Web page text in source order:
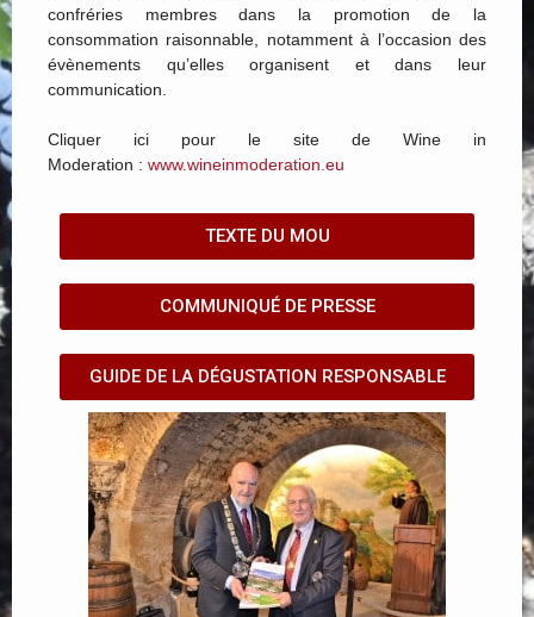
confréries membres dans la promotion de la
consommation raisonnable, notamment à l’occasion des
évènements qu’elles organisent et dans leur
communication.
Cliquer ici pour le site de Wine in
Moderation : www.wineinmoderation.eu
TEXTE DU MOU
COMMUNIQUÉ DE PRESSE
GUIDE DE LA DÉGUSTATION RESPONSABLE